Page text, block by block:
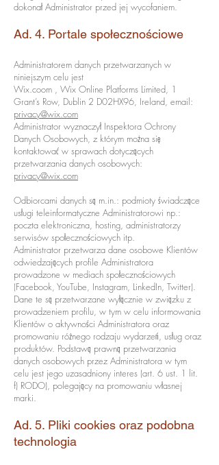
dokonał Administrator przed jej wycofaniem.
Ad. 4. Portale społecznościowe
Administratorem danych przetwarzanych w
niniejszym celu jest
Wix.coom , Wix Online Platforms Limited, 1
Grant’s Row, Dublin 2 D02HX96, Ireland, email:
privacy@wix.com
Administrator wyznaczył Inspektora Ochrony
Danych Osobowych, z którym można się
kontaktować w sprawach dotyczących
przetwarzania danych osobowych:
privacy@wix.com
Odbiorcami danych są m.in.: podmioty świadczące
usługi teleinformatyczne Administratorowi np.:
poczta elektroniczna, hosting, administratorzy
serwisów społecznościowych itp.
Administrator przetwarza dane osobowe Klientów
odwiedzających profile Administratora
prowadzone w mediach społecznościowych
(Facebook, YouTube, Instagram, LinkedIn, Twitter).
Dane te są przetwarzane wyłącznie w związku z
prowadzeniem profilu, w tym w celu informowania
Klientów o aktywności Administratora oraz
promowaniu różnego rodzaju wydarzeń, usług oraz
produktów. Podstawą prawną przetwarzania
danych osobowych przez Administratora w tym
celu jest jego uzasadniony interes (art. 6 ust. 1 lit.
f) RODO), polegający na promowaniu własnej
marki.
Ad. 5. Pliki cookies oraz podobna
technologia